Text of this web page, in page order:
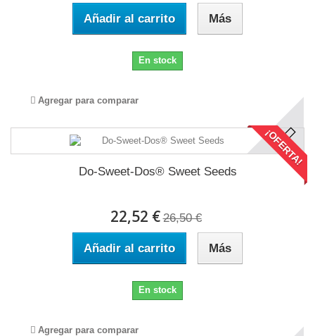
Añadir al carrito Más
En stock
Agregar para comparar
¡OFERTA!
Do-Sweet-Dos® Sweet Seeds
22,52 € 26,50 €
Añadir al carrito Más
En stock
Agregar para comparar